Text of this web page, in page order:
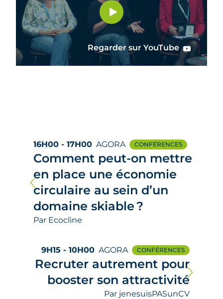
Regarder sur YouTube
16H00 - 17H00 AGORA CONFÉRENCES
Comment peut-on mettre
en place une économie
circulaire au sein d’un
domaine skiable ?
Par Ecocline
9H15 - 10H00 AGORA CONFÉRENCES
Recruter autrement pour
booster son attractivité
Par jenesuisPASunCV